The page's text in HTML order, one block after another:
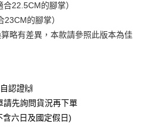
綁卡、不需儲值。
，再付款。
】
享後付」後，將跳轉至「AFTEE先享後付」
金額後，即可完成結帳。
繳費通知簡訊。
，點擊此簡訊中的連結，可透過四大超商／
行付款，方視為交易完成。
需立刻繳費，但若您需要取消訂單，請聯絡
上)免運費
上)免運費
22.5CM的腳掌）
的腳掌）
略有差異，本款請參照此版本為佳
認證🙌
請先詢問貨況再下單
六日及國定假日)